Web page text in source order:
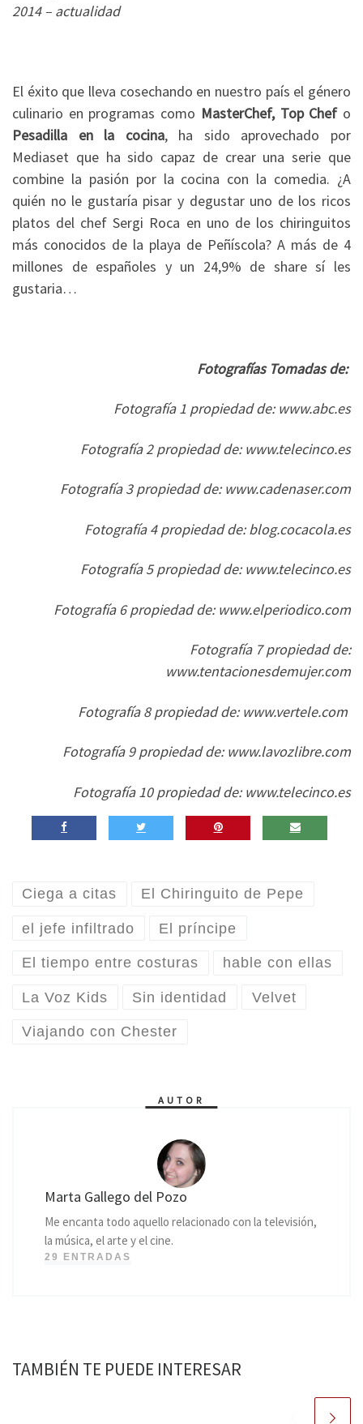
2014 – actualidad
El éxito que lleva cosechando en nuestro país el género
culinario en programas como MasterChef, Top Chefo
Pesadilla en la cocina, ha sido aprovechado por
Mediaset que ha sido capaz de crear una serie que
combine la pasión por la cocina con la comedia. ¿A
quién no le gustaría pisar y degustar uno de los ricos
platos del chef Sergi Roca en uno de los chiringuitos
más conocidos de la playa de Peñíscola? A más de 4
millones de españoles y un 24,9% de share sí les
gustaria…
Fotografías Tomadas de:
Fotografía 1 propiedad de: www.abc.es
Fotografía 2 propiedad de: www.telecinco.es
Fotografía 3 propiedad de: www.cadenaser.com
Fotografía 4 propiedad de: blog.cocacola.es
Fotografía 5 propiedad de: www.telecinco.es
Fotografía 6 propiedad de: www.elperiodico.com
Fotografía 7 propiedad de:
www.tentacionesdemujer.com
Fotografía 8 propiedad de: www.vertele.com
Fotografía 9 propiedad de: www.lavozlibre.com
Fotografía 10 propiedad de: www.telecinco.es
Ciega a citas El Chiringuito de Pepe
el jefe infiltrado El príncipe
El tiempo entre costuras hable con ellas
La Voz Kids Sin identidad Velvet
Viajando con Chester
AUTOR
Marta Gallego del Pozo
Me encanta todo aquello relacionado con la televisión,
la música, el arte y el cine.
29 ENTRADAS
TAMBIÉN TE PUEDE INTERESAR